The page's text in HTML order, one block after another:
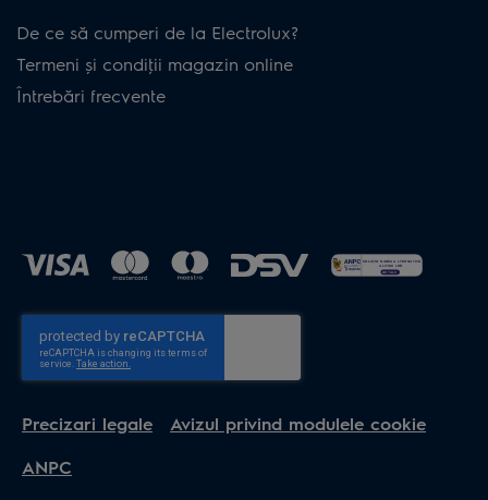
De ce să cumperi de la Electrolux?
Termeni și condiţii magazin online
Întrebări frecvente
Precizari legale
Avizul privind modulele cookie
ANPC